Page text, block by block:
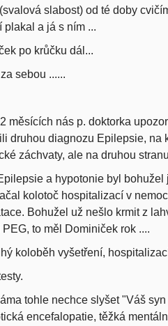
slabost) od té doby
a já s ním ...
po krůčku dál...
sebou ......
měsících nás p. doktorka
druhou diagnozu Epilepsie, na
záchvaty, ale na druhou
a hypotonie byl
kolotoč hospitalizací v
Bohužel už nešlo krmit z
to měl Dominiček rok ....
koloběh vyšetření,
tohle nechce slyšet "Váš
encefalopatie, těžká